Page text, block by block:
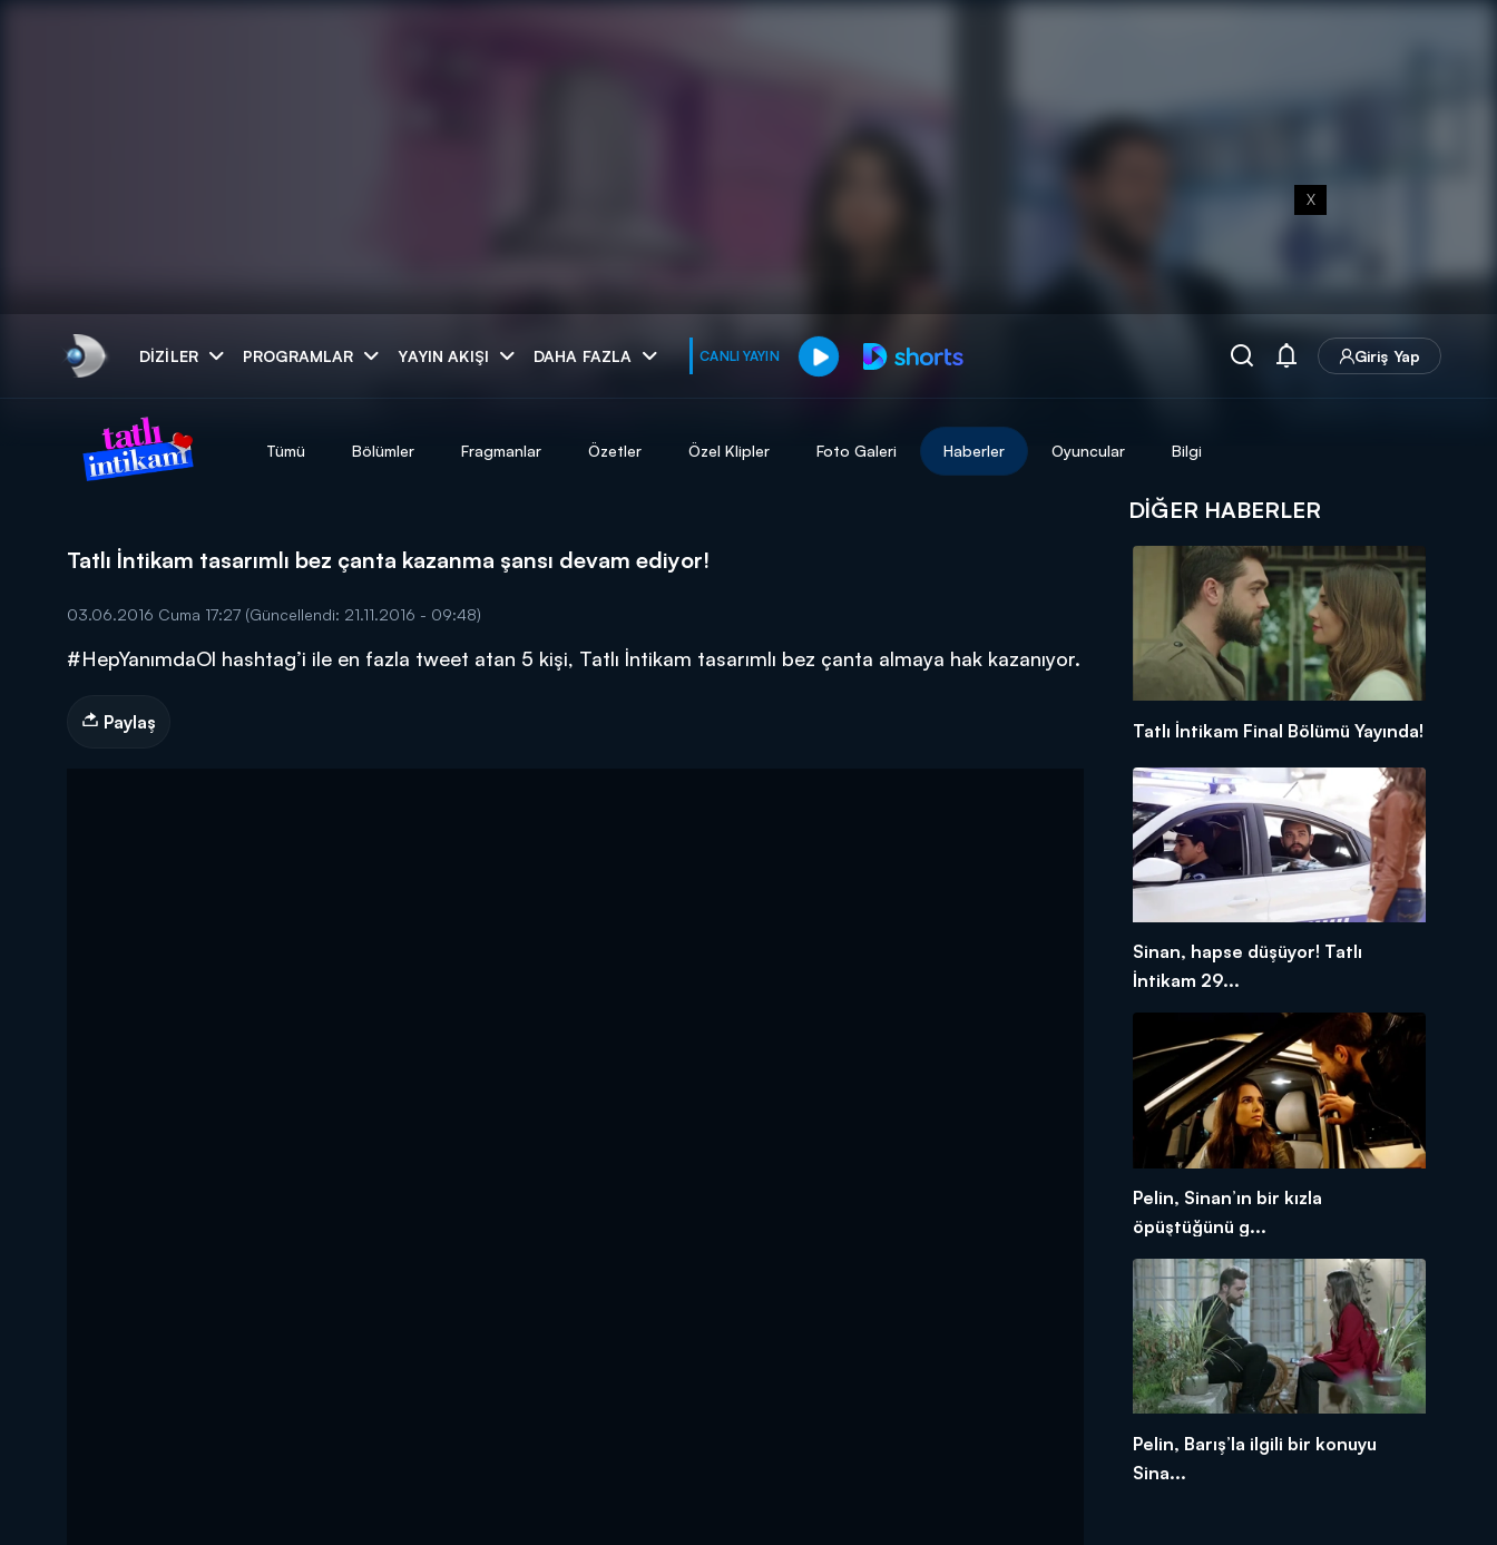
X
DIZILER PROGRAMLAR YAYIN AKIŞI DAHA FAZLA CANLI YAYIN Giriş Yap
muhteşem ikili
DİĞER SONUÇLAR
Tümü Bölümler Fragmanlar Özetler Özel Klipler Foto Galeri Haberler Oyuncular Bilgi
Tatlı İntikam tasarımlı bez çanta kazanma şansı devam ediyor!
03.06.2016 Cuma 17:27 (Güncellendi: 21.11.2016 - 09:48)
#HepYanımdaOl hashtag’i ile en fazla tweet atan 5 kişi, Tatlı İntikam tasarımlı bez çanta almaya hak kazanıyor.
Paylaş
DIĞER HABERLER
Tatlı İntikam Final Bölümü Yayında!
Sinan, hapse düşüyor! Tatlı
İntikam 29...
Pelin, Sinan’ın bir kızla
öpüştüğünü g...
Pelin, Barış’la ilgili bir konuyu
Sina...